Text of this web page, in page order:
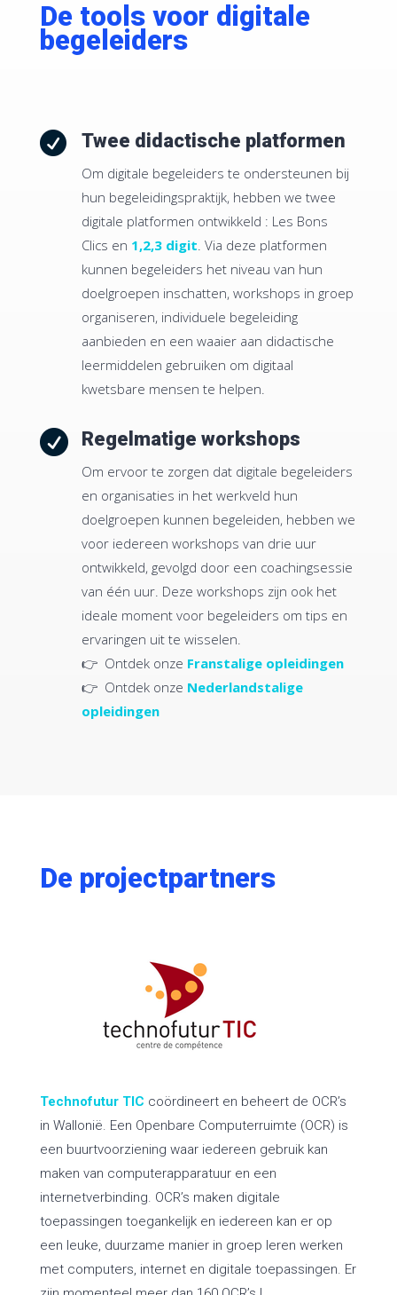
De tools voor digitale
begeleiders
 Twee didactische platformen
Om digitale begeleiders te ondersteunen bij
hun begeleidingspraktijk, hebben we twee
digitale platformen ontwikkeld : Les Bons
Clics en 1,2,3 digit. Via deze platformen
kunnen begeleiders het niveau van hun
doelgroepen inschatten, workshops in groep
organiseren, individuele begeleiding
aanbieden en een waaier aan didactische
leermiddelen gebruiken om digitaal
kwetsbare mensen te helpen.
 Regelmatige workshops
Om ervoor te zorgen dat digitale begeleiders
en organisaties in het werkveld hun
doelgroepen kunnen begeleiden, hebben we
voor iedereen workshops van drie uur
ontwikkeld, gevolgd door een coachingsessie
van één uur. Deze workshops zijn ook het
ideale moment voor begeleiders om tips en
ervaringen uit te wisselen.
👉 Ontdek onze Franstalige opleidingen
👉 Ontdek onze Nederlandstalige
opleidingen
De projectpartners
Technofutur TIC coördineert en beheert de OCR’s
in Wallonië. Een Openbare Computerruimte (OCR) is
een buurtvoorziening waar iedereen gebruik kan
maken van computerapparatuur en een
internetverbinding. OCR’s maken digitale
toepassingen toegankelijk en iedereen kan er op
een leuke, duurzame manier in groep leren werken
met computers, internet en digitale toepassingen. Er